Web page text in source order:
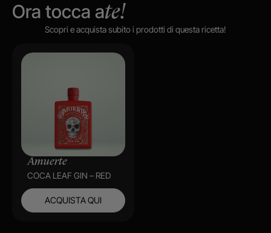
Ora tocca ate!
Scopri e acquista subito i prodotti di questa ricetta!
Amuerte
COCA LEAF GIN – RED
ACQUISTA QUI